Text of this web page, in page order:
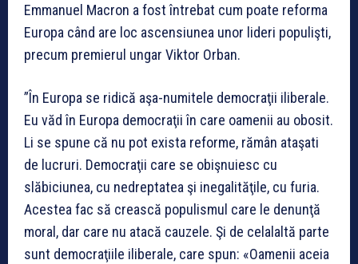
Emmanuel Macron a fost întrebat cum poate reforma
Europa când are loc ascensiunea unor lideri populişti,
precum premierul ungar Viktor Orban.
”În Europa se ridică aşa-numitele democraţii iliberale.
Eu văd în Europa democraţii în care oamenii au obosit.
Li se spune că nu pot exista reforme, rămân ataşati
de lucruri. Democraţii care se obişnuiesc cu
slăbiciunea, cu nedreptatea şi inegalităţile, cu furia.
Acestea fac să crească populismul care le denunţă
moral, dar care nu atacă cauzele. Şi de celalaltă parte
sunt democraţiile iliberale, care spun: «Oamenii aceia